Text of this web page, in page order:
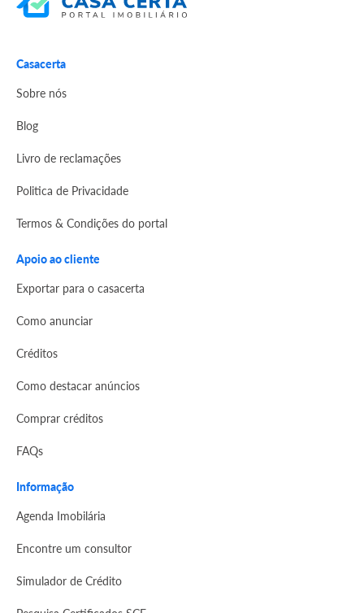
Casacerta
Sobre nós
Blog
Livro de reclamações
Politica de Privacidade
Termos & Condições do portal
Apoio ao cliente
Exportar para o casacerta
Como anunciar
Créditos
Como destacar anúncios
Comprar créditos
FAQs
Informação
Agenda Imobilária
Encontre um consultor
Simulador de Crédito